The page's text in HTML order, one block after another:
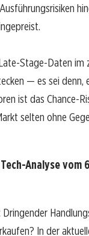
Stage-Daten
— es sei
ist das Chance-
selten ohne
Analyse
In der